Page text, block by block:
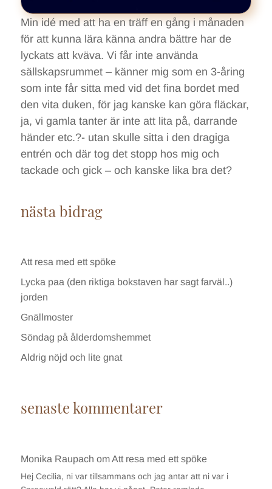
Min idé med att ha en träff en gång i månaden
för att kunna lära känna andra bättre har de
lyckats att kväva. Vi får inte använda
sällskapsrummet – känner mig som en 3-åring
som inte får sitta med vid det fina bordet med
den vita duken, för jag kanske kan göra fläckar,
ja, vi gamla tanter är inte att lita på, darrande
händer etc.?- utan skulle sitta i den dragiga
entrén och där tog det stopp hos mig och
tackade och gick – och kanske lika bra det?
nästa bidrag
Att resa med ett spöke
Lycka paa (den riktiga bokstaven har sagt farväl..)
jorden
Gnällmoster
Söndag på ålderdomshemmet
Aldrig nöjd och lite gnat
senaste kommentarer
Monika Raupach omAtt resa med ett spöke
Hej Cecilia, ni var tillsammans och jag antar att ni var i